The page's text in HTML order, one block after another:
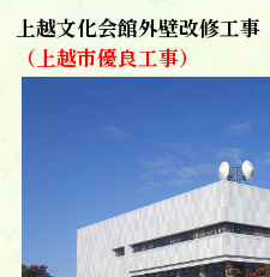
上越文化会館外壁改修工事
（上越市優良工事）